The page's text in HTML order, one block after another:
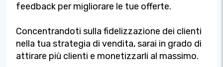
feedback per migliorare le tue offerte.
Concentrandoti sulla fidelizzazione dei clienti
nella tua strategia di vendita, sarai in grado di
attirare più clienti e monetizzarli al massimo.